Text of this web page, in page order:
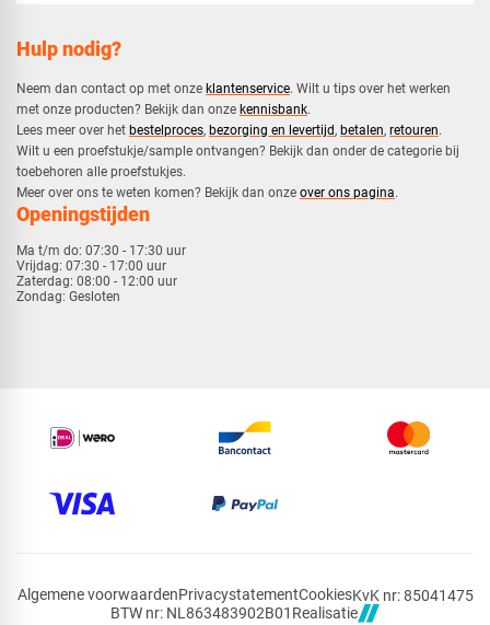
Hulp nodig?
Neem dan contact op met onze klantenservice. Wilt u tips over het werken
met onze producten? Bekijk dan onze kennisbank.
​Lees meer over het bestelproces, bezorging en levertijd, betalen, retouren.​
​Wilt u een proefstukje/sample ontvangen? Bekijk dan onder de categorie bij
toebehoren alle proefstukjes.
​​Meer over ons te weten komen? Bekijk dan onze over ons pagina.
Openingstijden
Ma t/m do: 07:30 - 17:30 uur
Vrijdag: 07:30 - 17:00 uur
Zaterdag: 08:00 - 12:00 uur
Zondag: Gesloten
Algemene voorwaardenPrivacystatementCookiesKvK nr: 85041475
BTW nr: NL863483902B01 Realisatie